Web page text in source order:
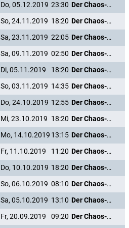
Do, 05.12.2019 23:30
Der Chaos-Dad
So, 24.11.2019 18:20
Der Chaos-Dad
Sa, 23.11.2019 22:05
Der Chaos-Dad
Sa, 09.11.2019 02:50
Der Chaos-Dad
Di, 05.11.2019 18:20
Der Chaos-Dad
So, 03.11.2019 14:35
Der Chaos-Dad
Do, 24.10.2019 12:55
Der Chaos-Dad
Mi, 23.10.2019 18:20
Der Chaos-Dad
Mo, 14.10.2019 13:15
Der Chaos-Dad
Fr, 11.10.2019 11:20
Der Chaos-Dad
Do, 10.10.2019 18:20
Der Chaos-Dad
So, 06.10.2019 08:10
Der Chaos-Dad
Sa, 05.10.2019 13:10
Der Chaos-Dad
Fr, 20.09.2019 09:20
Der Chaos-Dad